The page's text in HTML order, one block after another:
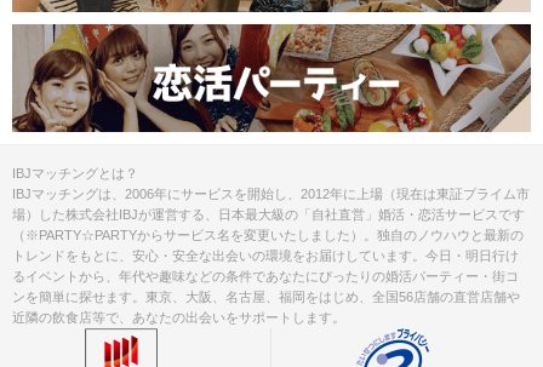
IBJマッチングとは？
IBJマッチングは、2006年にサービスを開始し、2012年に上場（現在は東証プライム市
場）した株式会社IBJが運営する、日本最大級の「自社直営」婚活・恋活サービスです
（※PARTY☆PARTYからサービス名を変更いたしました）。独自のノウハウと最新の
トレンドをもとに、安心・安全な出会いの環境をお届けしています。今日・明日行け
るイベントから、年代や趣味などの条件であなたにぴったりの婚活パーティー・街コ
ンを簡単に探せます。東京、大阪、名古屋、福岡をはじめ、全国56店舗の直営店舗や
近隣の飲食店等で、あなたの出会いをサポートします。